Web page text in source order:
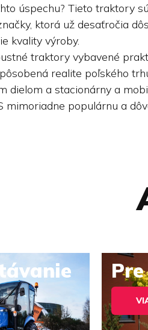
úspechu? Tieto traktory
ktorá už desaťročia
kvality výroby.
traktory vybavené
realite poľského
dielom a stacionárny a
mimoriadne populárnu a